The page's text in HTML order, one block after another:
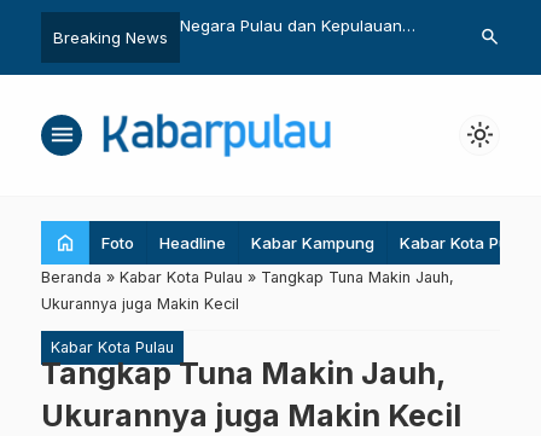
Breaking News
Penjaga Hutan
Negara Pulau dan Kepulauan
BMKG:
search
menu light_mode
home Foto Headline Kabar Kampung Kabar Kota Pulau
Beranda » Kabar Kota Pulau » Tangkap Tuna Makin Jauh,
Ukurannya juga Makin Kecil
Kabar Kota Pulau
Tangkap Tuna Makin Jauh,
Ukurannya juga Makin Kecil